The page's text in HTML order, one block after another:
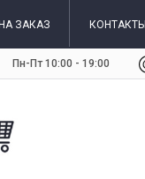
ЗАКАЗ КОНТАКТЫ
Пн-Пт 10:00 - 19:00